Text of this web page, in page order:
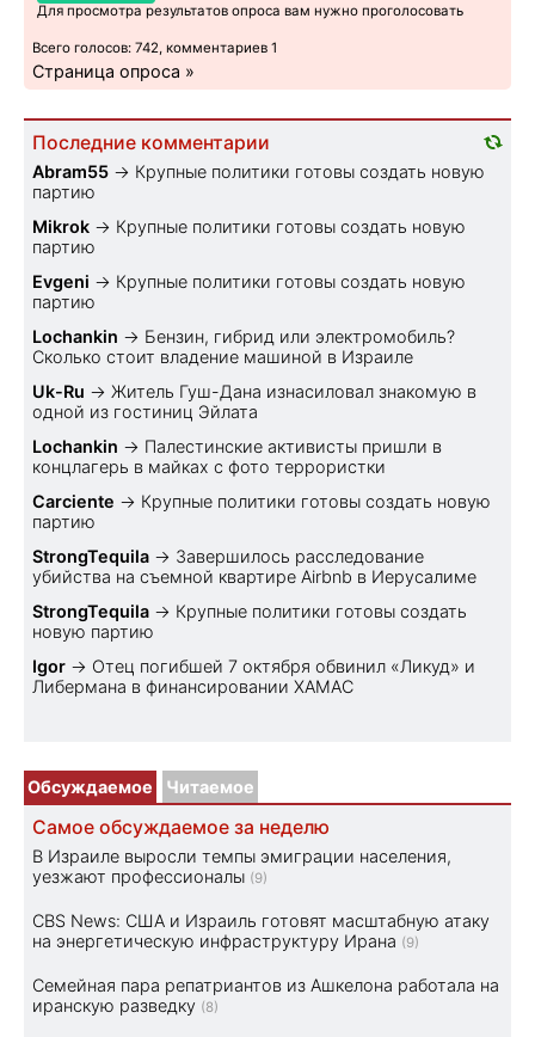
Для просмотра результатов опроса вам нужно проголосовать
Всего голосов: 742, комментариев 1
Страница опроса »
Последние комментарии
Abram55 → Крупные политики готовы создать новую
партию
Mikrok → Крупные политики готовы создать новую
партию
Evgeni → Крупные политики готовы создать новую
партию
Lochankin → Бензин, гибрид или электромобиль?
Cколько стоит владение машиной в Израиле
Uk-Ru → Житель Гуш-Дана изнасиловал знакомую в
одной из гостиниц Эйлата
Lochankin → Палестинские активисты пришли в
концлагерь в майках с фото террористки
Carciente → Крупные политики готовы создать новую
партию
StrongTequila → Завершилось расследование
убийства на съемной квартире Airbnb в Иерусалиме
StrongTequila → Крупные политики готовы создать
новую партию
Igor → Отец погибшей 7 октября обвинил «Ликуд» и
Либермана в финансировании ХАМАС
Обсуждаемое Читаемое
Самое обсуждаемое за неделю
В Израиле выросли темпы эмиграции населения,
уезжают профессионалы (9)
CBS News: США и Израиль готовят масштабную атаку
на энергетическую инфраструктуру Ирана (9)
Семейная пара репатриантов из Ашкелона работала на
иранскую разведку (8)